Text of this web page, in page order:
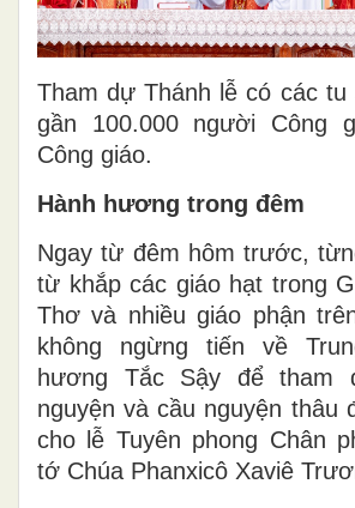
Tham dự Thánh lễ có các
gần 100.000 người Công
Công giáo.
Hành hương trong đêm
Ngay từ đêm hôm trước,
từ khắp các giáo hạt trong
Thơ và nhiều giáo phận
không ngừng tiến về
hương Tắc Sậy để tham
nguyện và cầu nguyện thâu
cho lễ Tuyên phong Chân
tớ Chúa Phanxicô Xaviê